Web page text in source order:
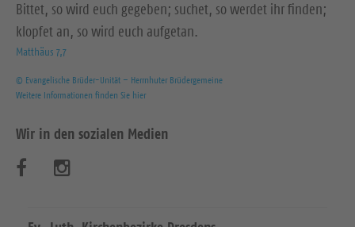
Bittet, so wird euch gegeben; suchet, so werdet ihr finden;
klopfet an, so wird euch aufgetan.
Matthäus 7,7
© Evangelische Brüder-Unität – Herrnhuter Brüdergemeine
Weitere Informationen finden Sie hier
Wir in den sozialen Medien